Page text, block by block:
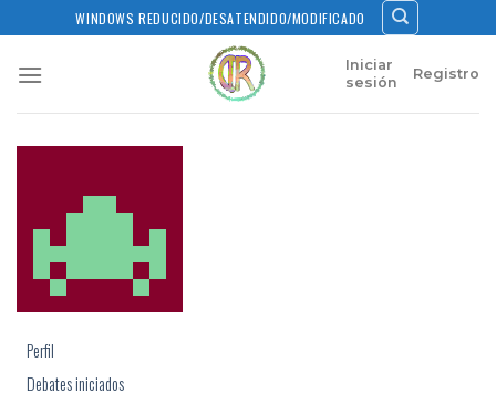
to
content
WINDOWS REDUCIDO/DESATENDIDO/MODIFICADO
Iniciar
sesión
Registro
Perfil
Debates iniciados